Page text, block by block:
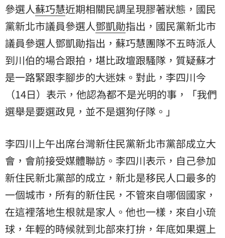
參選人蘇巧慧近期相關民調呈現膠著狀態，國民
黨新北市議員參選人鄧凱勛指出，國民黨新北市
議員參選人鄧凱勛指出，蘇巧慧團隊不五時派人
到川伯的場合跟拍，堪比政壇跟騷隊，質疑蘇才
是一路緊跟李腳步的大迷妹。對此，李四川今
（14日）表示，他認為都不是光明的事，「我們
選舉是要選政見，並不是選狗仔隊。」
李四川上午出席台灣新住民黨新北市黨部成立大
會，會前接受媒體聯訪。李四川表示，自己參加
新住民新北黨部的成立，新北是移民人口最多的
一個城市，所有的新住民，不管來自哪個國家，
在這裡落地生根就是家人。他也一樣，來自小琉
球，年輕的時候就到北部來打拚，年底如果選上